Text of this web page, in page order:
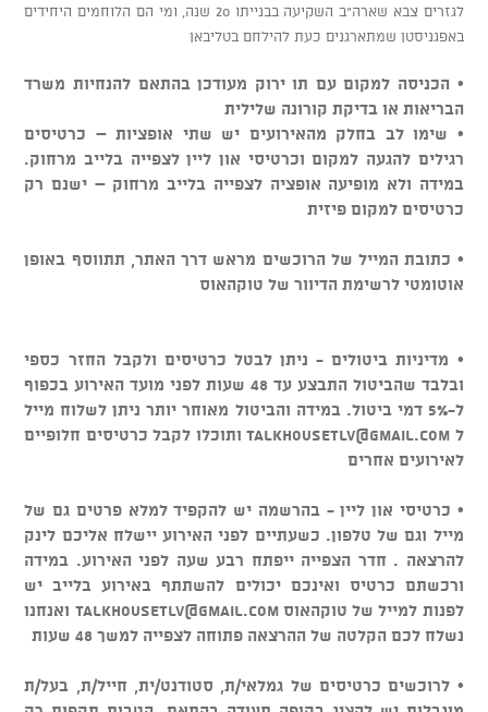
לגזרים צבא שארה"ב השקיעה בבנייתו 20 שנה, ומי הם הלוחמים היחידים
באפגניסטן שמתארגנים כעת להילחם בטליבאן
• הכניסה למקום עם תו ירוק מעודכן בהתאם להנחיות משרד
הבריאות או בדיקת קורונה שלילית
• שימו לב בחלק מהאירועים יש שתי אופציות – כרטיסים
רגילים להגעה למקום וכרטיסי און ליין לצפייה בלייב מרחוק.
במידה ולא מופיעה אופציה לצפייה בלייב מרחוק – ישנם רק
כרטיסים למקום פיזית
• כתובת המייל של הרוכשים מראש דרך האתר, תתווסף באופן
אוטומטי לרשימת הדיוור של טוקהאוס
• מדיניות ביטולים - ניתן לבטל כרטיסים ולקבל החזר כספי
ובלבד שהביטול התבצע עד 48 שעות לפני מועד האירוע בכפוף
ל-5% דמי ביטול. במידה והביטול מאוחר יותר ניתן לשלוח מייל
ל talkhousetlv@gmail.comותוכלו לקבל כרטיסים חלופיים
לאירועים אחרים
• כרטיסי און ליין - בהרשמה יש להקפיד למלא פרטים גם של
מייל וגם של טלפון. כשעתיים לפני האירוע יישלח אליכם לינק
להרצאה . חדר הצפייה ייפתח רבע שעה לפני האירוע. במידה
ורכשתם כרטיס ואינכם יכולים להשתתף באירוע בלייב יש
לפנות למייל של טוקהאוסtalkhousetlv@gmail.com ואנחנו
נשלח לכם הקלטה של ההרצאה פתוחה לצפייה למשך 48 שעות
• לרוכשים כרטיסים של גמלאי/ת, סטודנט/ית, חייל/ת, בעל/ת